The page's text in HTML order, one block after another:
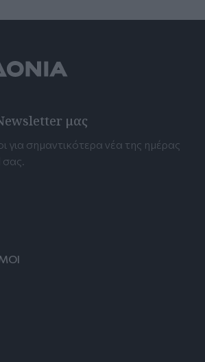
μας
για σημαντικότερα νέα της ημέρας
σας.